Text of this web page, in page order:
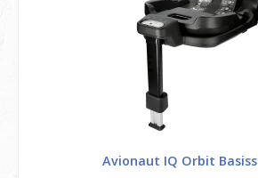
Avionaut IQ Orbit